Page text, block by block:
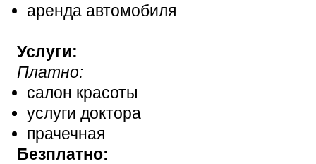
аренда автомобиля
Услуги:
Платно:
салон красоты
услуги доктора
прачечная
Безплатно: